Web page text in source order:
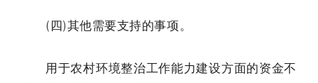
(四)其他需要支持的事项。
用于农村环境整治工作能力建设方面的资金不